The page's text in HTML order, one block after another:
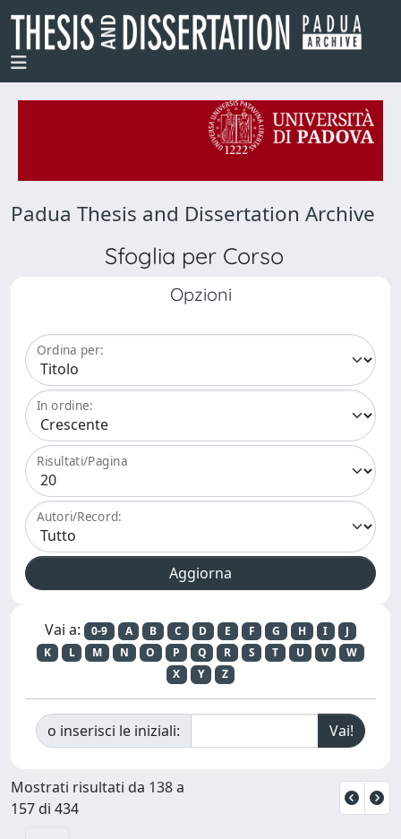
Padua Thesis and Dissertation Archive
Sfoglia per Corso
Opzioni
Ordina per:
In ordine:
Risultati/Pagina
Autori/Record:
Vai a: 0-9 A B C D E F G H I
J
K
L M N O P Q R S T U V
W
X
Y Z
o inserisci le iniziali:
Mostrati risultati da 138 a
157 di 434